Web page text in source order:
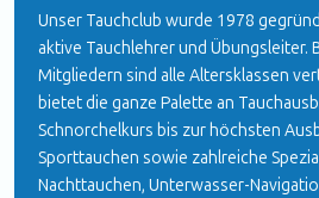
Unser Tauchclub wurde 1978
aktive Tauchlehrer und Übungsleiter.
Mitgliedern sind alle Altersklassen
bietet die ganze Palette an
Schnorchelkurs bis zur höchsten
Sporttauchen sowie zahlreiche
Nachttauchen, Unterwasser-